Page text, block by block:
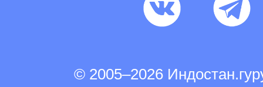
© 2005–2026